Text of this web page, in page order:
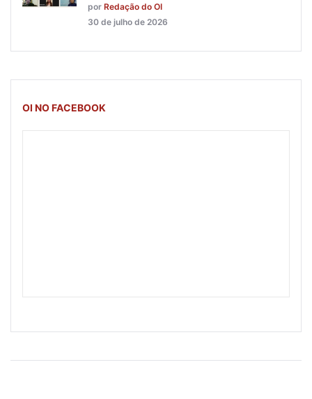
por Redação do OI
30 de julho de 2026
OI NO FACEBOOK